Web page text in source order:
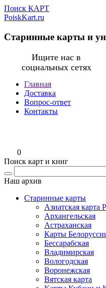
Поиск КАРТ
PoiskKart.ru
Старинные карты и
Ищите нас в
социальных сетях
Главная
Доставка
Вопрос-ответ
Контакты
0
Поиск карт и книг
Наш архив
Старинные карты
Азиатская карта
Архангельская
Астраханская
Карты
Бессарабская
Владимирская
Вологодская
Воронежская
Вятская карта